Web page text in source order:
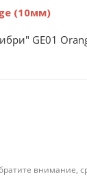
(10мм)
GE01
внимание,